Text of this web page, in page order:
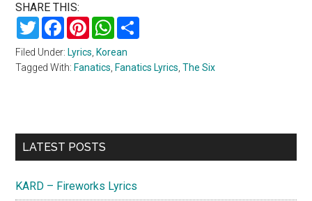
SHARE THIS:
TwitterFacebookPinterestWhatsApp
Filed Under: Lyrics, Korean
Tagged With: Fanatics, Fanatics Lyrics,The Six
Primary
LATEST POSTS
KARD – Fireworks Lyrics